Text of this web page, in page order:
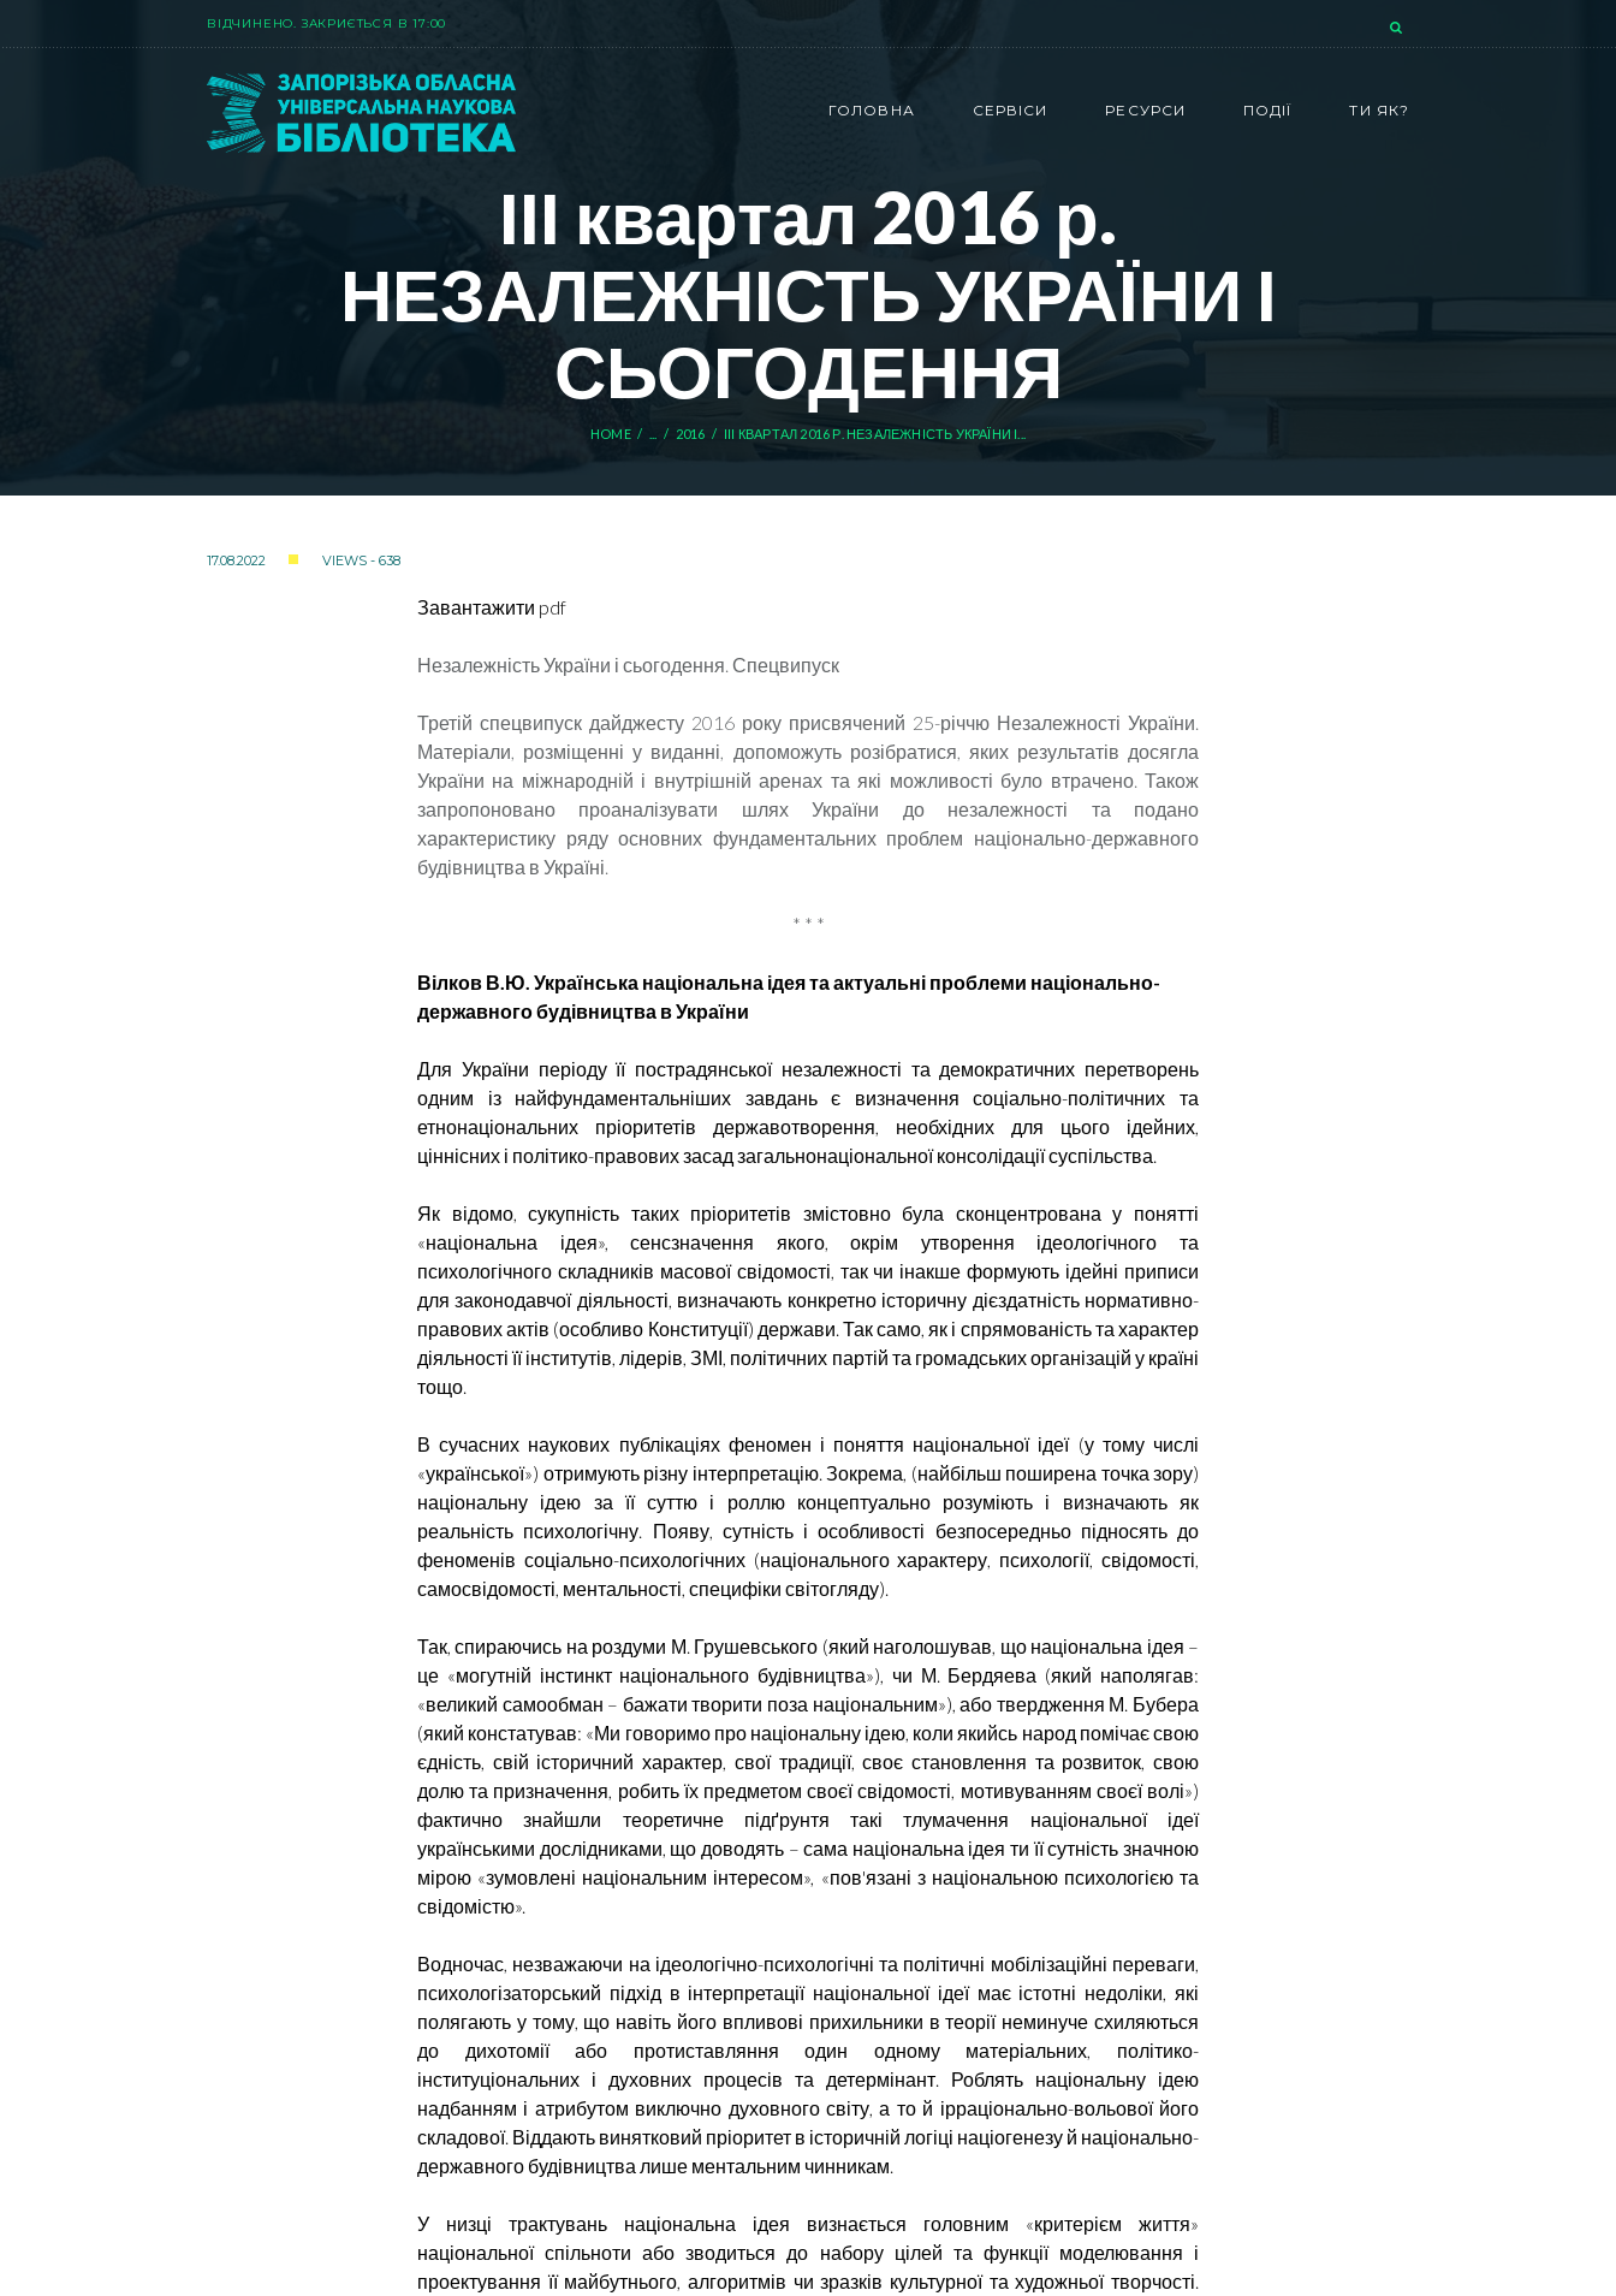
ВIДЧИНЕНО. ЗАКРИЄТЬСЯ В 17:00
ГОЛОВНА СЕРВІСИ РЕСУРСИ ПОДІЇ ТИ ЯК?
ІІІ квартал 2016 р.
НЕЗАЛЕЖНІСТЬ УКРАЇНИ І
СЬОГОДЕННЯ
HOME 2016 ІІІ КВАРТАЛ 2016 Р. НЕЗАЛЕЖНІСТЬ УКРАЇНИ І...
17.08.2022 VIEWS - 638
Завантажити pdf
Незалежність України і сьогодення. Спецвипуск
Третій спецвипуск дайджесту 2016 року присвячений 25-річчю Незалежності України.
Матеріали, розміщенні у виданні, допоможуть розібратися, яких результатів досягла
України на міжнародній і внутрішній аренах та які можливості було втрачено. Також
запропоновано проаналізувати шлях України до незалежності та подано
характеристику ряду основних фундаментальних проблем національно-державного
будівництва в Україні.
* * *
Вілков В.Ю. Українська національна ідея та актуальні проблеми національно-
державного будівництва в України
Для України періоду її пострадянської незалежності та демократичних перетворень
одним із найфундаментальніших завдань є визначення соціально-політичних та
етнонаціональних пріоритетів державотворення, необхідних для цього ідейних,
ціннісних і політико-правових засад загальнонаціональної консолідації суспільства.
Як відомо, сукупність таких пріоритетів змістовно була сконцентрована у понятті
«національна ідея», сенсзначення якого, окрім утворення ідеологічного та
психологічного складників масової свідомості, так чи інакше формують ідейні приписи
для законодавчої діяльності, визначають конкретно історичну дієздатність нормативно-
правових актів (особливо Конституції) держави. Так само, як і спрямованість та характер
діяльності її інститутів, лідерів, ЗМІ, політичних партій та громадських організацій у країні
тощо.
В сучасних наукових публікаціях феномен і поняття національної ідеї (у тому числі
«української») отримують різну інтерпретацію. Зокрема, (найбільш поширена точка зору)
національну ідею за її суттю і роллю концептуально розуміють і визначають як
реальність психологічну. Появу, сутність і особливості безпосередньо підносять до
феноменів соціально-психологічних (національного характеру, психології, свідомості,
самосвідомості, ментальності, специфіки світогляду).
Так, спираючись на роздуми М. Грушевського (який наголошував, що національна ідея –
це «могутній інстинкт національного будівництва»), чи М. Бердяева (який наполягав:
«великий самообман – бажати творити поза національним»), або твердження М. Бубера
(який констатував: «Ми говоримо про національну ідею, коли якийсь народ помічає свою
єдність, свій істо­ричний характер, свої традиції, своє ста­новлення та розвиток, свою
долю та призначення, робить їх предметом своєї свідомості, мотивуванням своєї волі»)
фактично знайшли теоретичне підґрунтя такі тлумачення національної ідеї
українськими дослідниками, що доводять – сама національна ідея ти її сутність значною
мірою «зумовлені національним інтересом», «пов'язані з національною психологією та
свідомістю».
Водночас, незважаючи на ідеологічно-психологічні та політичні мобілізаційні переваги,
психологізаторський підхід в інтерпретації національної ідеї має істотні недоліки, які
полягають у тому, що навіть його впливові прихильники в теорії неминуче схиляються
до дихотомії або протиставляння один одному матеріальних, політико-
інституціональних і духовних процесів та детермінант. Роблять національну ідею
надбанням і атрибутом виключно духовного світу, а то й ірраціонально-вольової його
складової. Віддають винятковий пріоритет в історичній логіці націогенезу й національно-
державного будівництва лише ментальним чинникам.
У низці трактувань національна ідея визнається головним «критерієм життя»
національної спільноти або зводиться до набору цілей та функції моделювання і
проектування її майбутнього, алгоритмів чи зразків культурної та художньої творчості.